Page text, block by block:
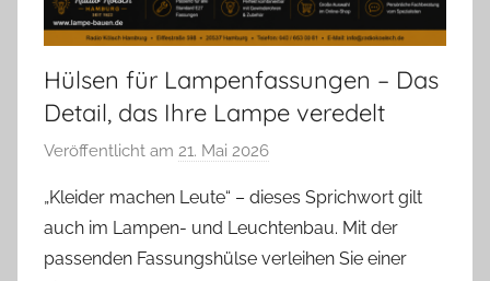
Hülsen für Lampenfassungen – Das
Detail, das Ihre Lampe veredelt
Veröffentlicht am 21. Mai 2026
n
A
n
„Kleider machen Leute“ – dieses Sprichwort gilt
auch im Lampen- und Leuchtenbau. Mit der
passenden Fassungshülse verleihen Sie einer